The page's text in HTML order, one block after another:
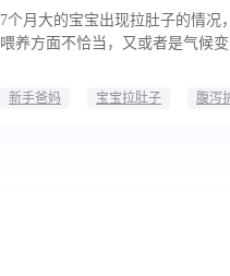
7个月大的宝宝出现拉肚子的情
喂养方面不恰当，又或者是气候
新手爸妈 宝宝拉肚子 腹泻